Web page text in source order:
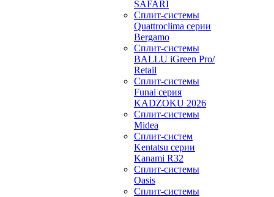
SAFARI
Сплит-системы
Quattroclima серии
Bergamo
Сплит-системы
BALLU iGreen Pro/
Retail
Сплит-системы
Funai серия
KADZOKU 2026
Сплит-системы
Midea
Сплит-систем
Kentatsu серии
Kanami R32
Сплит-системы
Oasis
Сплит-системы